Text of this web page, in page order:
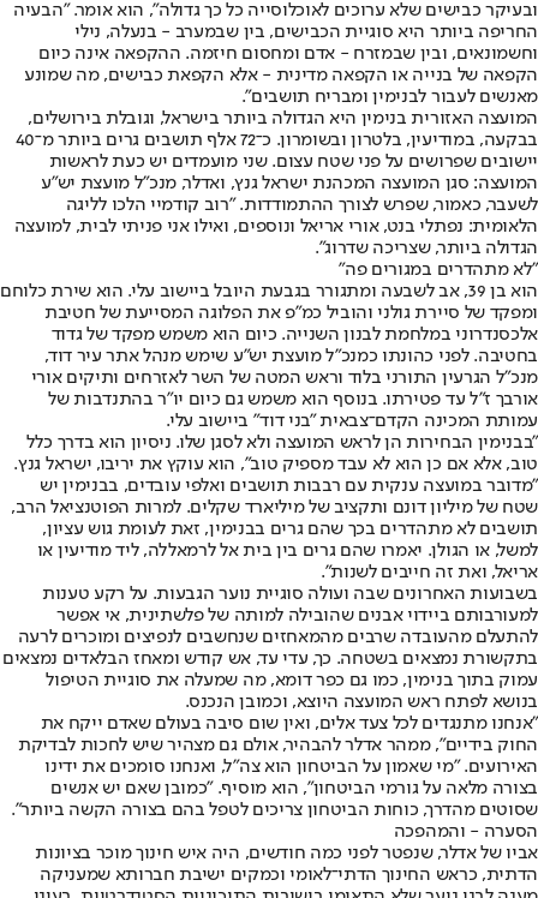
ובעיקר כבישים שלא ערוכים לאוכלוסייה כל כך גדולה", הוא אומר. "הבעיה
החריפה ביותר היא סוגיית הכבישים, בין שבמערב - בנעלה, נילי
וחשמונאים, ובין שבמזרח - אדם ומחסום חיזמה. ההקפאה אינה כיום
הקפאה של בנייה או הקפאה מדינית - אלא הקפאת כבישים, מה שמונע
מאנשים לעבור לבנימין ומבריח תושבים".
המועצה האזורית בנימין היא הגדולה ביותר בישראל, וגובלת בירושלים,
בבקעה, במודיעין, בלטרון ובשומרון. כ־72 אלף תושבים גרים ביותר מ־40
יישובים שפרושים על פני שטח עצום. שני מועמדים יש כעת לראשות
המועצה: סגן המועצה המכהנת ישראל גנץ, ואדלר, מנכ"ל מועצת יש"ע
לשעבר, כאמור, שפרש לצורך ההתמודדות. "רוב קודמיי הלכו לליגה
הלאומית: נפתלי בנט, אורי אריאל ונוספים, ואילו אני פניתי לבית, למועצה
הגדולה ביותר, שצריכה שדרוג".
"לא מתהדרים במגורים פה"
הוא בן 39, אב לשבעה ומתגורר בגבעת היובל ביישוב עלי. הוא שירת כלוחם
ומפקד של סיירת גולני והוביל כמ"פ את הפלוגה המסייעת של חטיבת
אלכסנדרוני במלחמת לבנון השנייה. כיום הוא משמש מפקד של גדוד
בחטיבה. לפני כהונתו כמנכ"ל מועצת יש"ע שימש מנהל אתר עיר דוד,
מנכ"ל הגרעין התורני בלוד וראש המטה של השר לאזרחים ותיקים אורי
אורבך ז"ל עד פטירתו. בנוסף הוא משמש גם כיום יו"ר בהתנדבות של
עמותת המכינה הקדם־צבאית "בני דוד" ביישוב עלי.
"בבנימין הבחירות הן לראש המועצה ולא לסגן שלו. ניסיון הוא בדרך כלל
טוב, אלא אם כן הוא לא עבד מספיק טוב", הוא עוקץ את יריבו, ישראל גנץ.
"מדובר במועצה ענקית עם רבבות תושבים ואלפי עובדים, בבנימין יש
שטח של מיליון דונם ותקציב של מיליארד שקלים. למרות הפוטנציאל הרב,
תושבים לא מתהדרים בכך שהם גרים בבנימין, זאת לעומת גוש עציון,
למשל, או הגולן. יאמרו שהם גרים בין בית אל לרמאללה, ליד מודיעין או
אריאל, ואת זה חייבים לשנות".
בשבועות האחרונים שבה ועולה סוגיית נוער הגבעות. על רקע טענות
למעורבותם ביידוי אבנים שהובילה למותה של פלשתינית, אי אפשר
להתעלם מהעובדה שרבים מהמאחזים שנחשבים לנפיצים ומוכרים לרעה
בתקשורת נמצאים בשטחה. כך, עדי עד, אש קודש ומאחז הבלאדים נמצאים
עמוק בתוך בנימין, כמו גם כפר דומא, מה שמעלה את סוגיית הטיפול
בנושא לפתח ראש המועצה היוצא, וכמובן הנכנס.
"אנחנו מתנגדים לכל צעד אלים, ואין שום סיבה בעולם שאדם ייקח את
החוק בידיים", ממהר אדלר להבהיר, אולם גם מצהיר שיש לחכות לבדיקת
האירועים. "מי שאמון על הביטחון הוא צה"ל, ואנחנו סומכים את ידינו
בצורה מלאה על גורמי הביטחון", הוא מוסיף. "כמובן שאם יש אנשים
שסוטים מהדרך, כוחות הביטחון צריכים לטפל בהם בצורה הקשה ביותר".
הסערה - והמהפכה
אביו של אדלר, שנפטר לפני כמה חודשים, היה איש חינוך מוכר בציונות
הדתית, כראש החינוך הדתי־לאומי וכמקים ישיבת חברותא שמעניקה